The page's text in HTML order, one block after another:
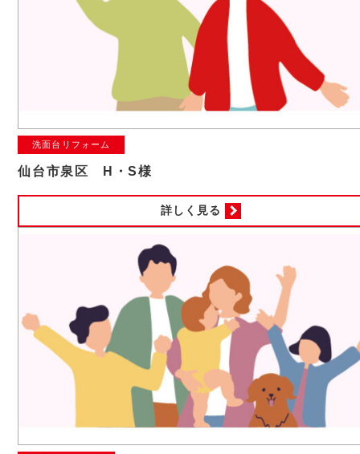
洗面台リフォーム
仙台市泉区 H・S様
詳しく見る